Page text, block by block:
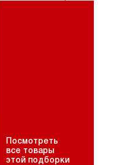
Посмотреть
все товары
этой подборки